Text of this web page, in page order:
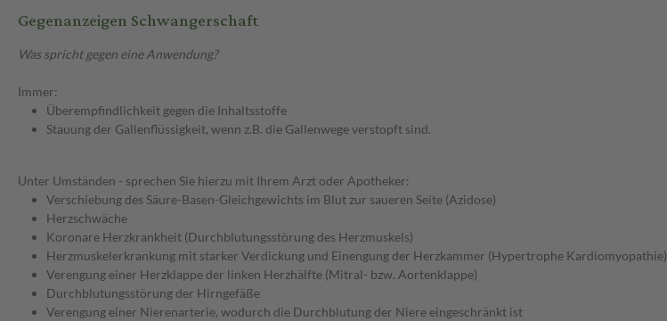
Gegenanzeigen Schwangerschaft
Was spricht gegen eine Anwendung?
Immer:
Überempfindlichkeit gegen die Inhaltsstoffe
Stauung der Gallenflüssigkeit, wenn z.B. die Gallenwege verstopft sind.
Unter Umständen - sprechen Sie hierzu mit Ihrem Arzt oder Apotheker:
Verschiebung des Säure-Basen-Gleichgewichts im Blut zur saueren Seite (Azidose)
Herzschwäche
Koronare Herzkrankheit (Durchblutungsstörung des Herzmuskels)
Herzmuskelerkrankung mit starker Verdickung und Einengung der Herzkammer (Hypertrophe Kardiomyopathie)
Verengung einer Herzklappe der linken Herzhälfte (Mitral- bzw. Aortenklappe)
Durchblutungsstörung der Hirngefäße
Verengung einer Nierenarterie, wodurch die Durchblutung der Niere eingeschränkt ist